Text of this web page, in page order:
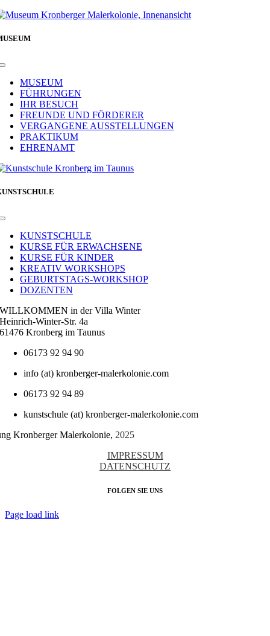
Toggle
NavigationMUSEUM
FÜHRUNGEN
IHR BESUCH
FREUNDE UND FÖRDERER
VERGANGENE AUSSTELLUNGEN
PRAKTIKUM
EHRENAMT
Toggle
NavigationKUNSTSCHULE
KURSE FÜR ERWACHSENE
KURSE FÜR KINDER
KREATIV WORKSHOPS
GEBURTSTAGS-WORKSHOP
DOZENTEN
WILLKOMMEN in der Villa Winter
Heinrich-Winter-Str. 4a
61476 Kronberg im Taunus
06173 92 94 90
info (at) kronberger-malerkolonie.com
06173 92 94 89
kunstschule (at) kronberger-malerkolonie.com
Kronberger Malerkolonie, 2025
IMPRESSUM
DATENSCHUTZ
FOLGEN SIE UNS
Page load link